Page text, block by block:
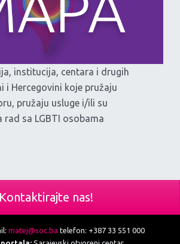
institucija, centara i drugih
i Hercegovini koje pružaju
pružaju usluge i/ili su
rad sa LGBTI osobama
Kontaktirajte nas!
matej@soc.ba telefon: +387 33 551 000